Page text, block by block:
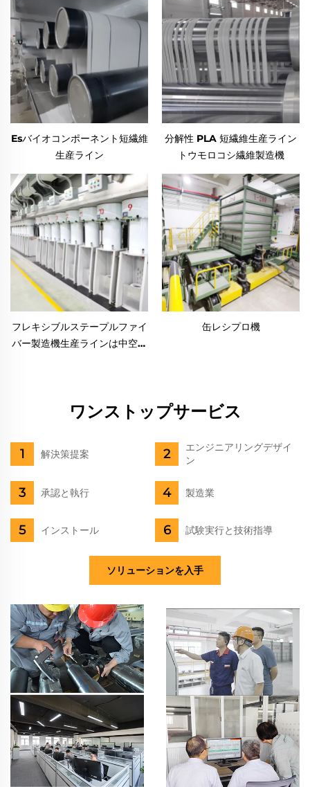
Esバイオコンポーネント短繊維
生産ライン
分解性 PLA 短繊維生産ライン
トウモロコシ繊維製造機
フレキシブルステープルファイ
バー製造機生産ラインは中空繊
缶レシプロ機
ワンストップサービス
解決策提案
エンジニアリングデザイ
ン
承認と執行 製造業
インストール 試験実行と技術指導
ソリューションを入手